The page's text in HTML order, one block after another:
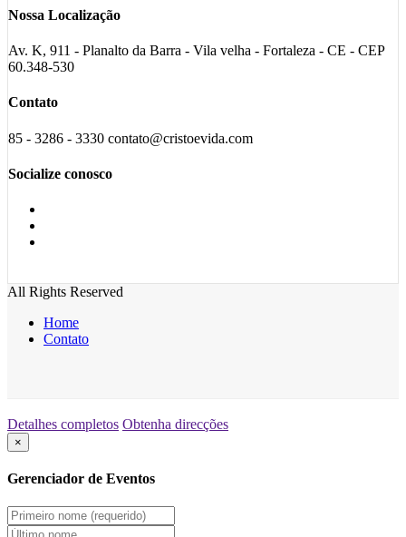
Nossa Localização
Av. K, 911 - Planalto da Barra - Vila velha - Fortaleza - CE - CEP
60.348-530
Contato
85 - 3286 - 3330 contato@cristoevida.com
Socialize conosco
All Rights Reserved
Home
Contato
Detalhes completos Obtenha direcções
×
Gerenciador de Eventos